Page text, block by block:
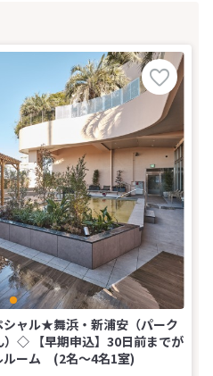
ャル★舞浜・新浦安（パーク
）◇ 【早期申込】30日前までが
ルーム (2名～4名1室)